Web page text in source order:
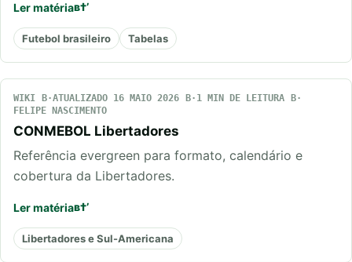
Ler matéria
Futebol brasileiro Tabelas
WIKI ATUALIZADO 16 MAIO 2026
1 MIN DE LEITURA
FELIPE NASCIMENTO
CONMEBOL Libertadores
Referência evergreen para formato, calendário e
cobertura da Libertadores.
Ler matéria
Libertadores e Sul-Americana